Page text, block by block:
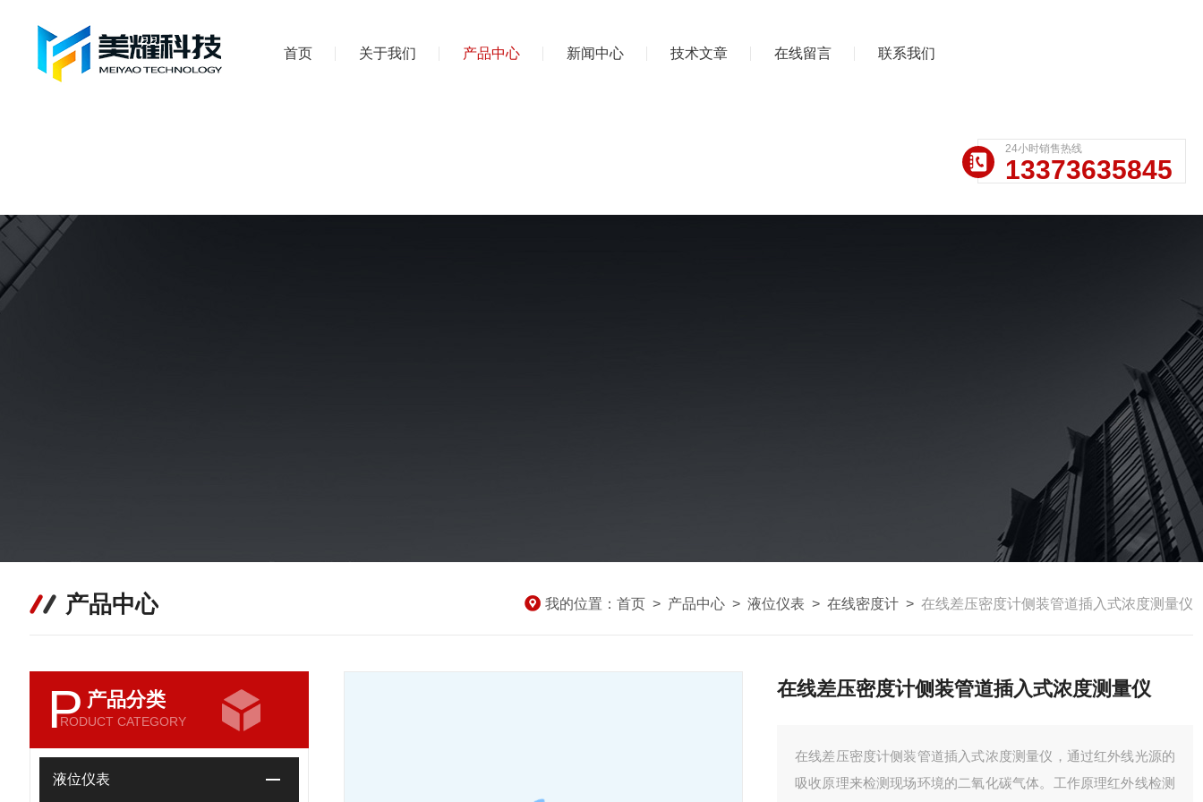
首页 关于我们 产品中心 新闻中心 技术文章 在线留言 联系我们
24小时销售热线
13373635845
产品中心 我的位置： 首页 > 产品中心 > 液位仪表 > 在线密度计 > 在线差压密度计侧装管道插入式浓度测量仪
P 产品分类
RODUCT CATEGORY
液位仪表
在线差压密度计侧装管道插入式浓度测量仪
在线差压密度计侧装管道插入式浓度测量仪，通过红外线光源的
吸收原理来检测现场环境的二氧化碳气体。工作原理红外线检测